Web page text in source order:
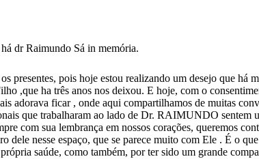
dr Raimundo Sá in memória.
presentes, pois hoje estou realizando um desejo que há
,que ha três anos nos deixou. E hoje, com o
adorava ficar , onde aqui compartilhamos de muitas
que trabalharam ao lado de Dr. RAIMUNDO sentem
com sua lembrança em nossos corações, queremos
nesse espaço, que se parece muito com Ele . É o
própria saúde, como também, por ter sido um grande